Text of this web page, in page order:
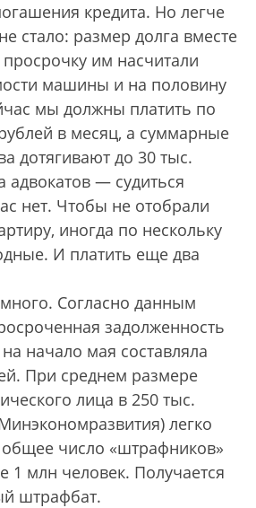
кредита. Но легче
стало: размер долга вместе
им насчитали
машины и на половину
мы должны платить по
в месяц, а суммарные
дотягивают до 30 тыс.
адвокатов — судиться
нет. Чтобы не отобрали
иногда по нескольку
И платить еще два
Согласно данным
задолженность
начало мая составляла
При среднем размере
лица в 250 тыс.
легко
общее число «штрафников»
1 млн человек. Получается
штрафбат.